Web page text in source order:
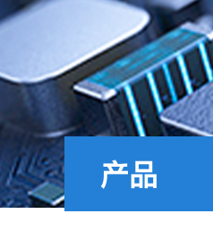
产品